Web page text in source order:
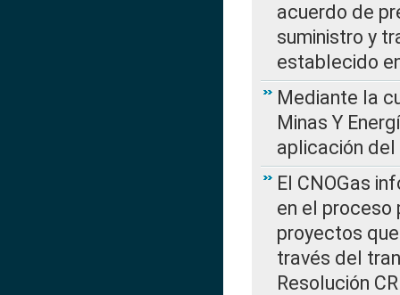
acuerdo de
suministro y
establecido
Mediante la
Minas Y
aplicación
El CNOGas
en el proceso
proyectos
través del
Resolución